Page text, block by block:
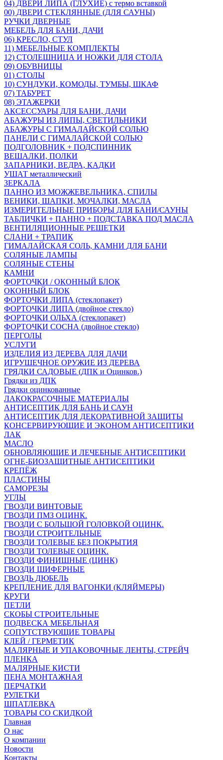
04) ДВЕРИ ЛИПА (ГЛУХИЕ) с термо вставкой
00) ДВЕРИ СТЕКЛЯННЫЕ (ДЛЯ САУНЫ)
РУЧКИ ДВЕРНЫЕ
МЕБЕЛЬ ДЛЯ БАНИ, ДАЧИ
06) КРЕСЛО, СТУЛ
11) МЕБЕЛЬНЫЕ КОМПЛЕКТЫ
12) СТОЛЕШНИЦА И НОЖКИ ДЛЯ СТОЛА
09) ОБУВНИЦЫ
01) СТОЛЫ
10) СУНДУКИ, КОМОДЫ, ТУМБЫ, ШКАФ
07) ТАБУРЕТ
08) ЭТАЖЕРКИ
АКСЕССУАРЫ ДЛЯ БАНИ, ДАЧИ
АБАЖУРЫ ИЗ ЛИПЫ, СВЕТИЛЬНИКИ
АБАЖУРЫ С ГИМАЛАЙСКОЙ СОЛЬЮ
ПАНЕЛИ С ГИМАЛАЙСКОЙ СОЛЬЮ
ПОДГОЛОВНИК + ПОДСПИННИК
ВЕШАЛКИ, ПОЛКИ
ЗАПАРНИКИ, ВЕДРА, КАДКИ
УШАТ металлический
ЗЕРКАЛА
ПАННО ИЗ МОЖЖЕВЕЛЬНИКА, СПИЛЫ
ВЕНИКИ, ШАПКИ, МОЧАЛКИ, МАСЛА
ИЗМЕРИТЕЛЬНЫЕ ПРИБОРЫ ДЛЯ БАНИ/САУНЫ
ТАБЛИЧКИ + ПАННО + ПОДСТАВКА ПОД МАСЛА
ВЕНТИЛЯЦИОННЫЕ РЕШЕТКИ
СЛАНИ + ТРАПИК
ГИМАЛАЙСКАЯ СОЛЬ, КАМНИ ДЛЯ БАНИ
СОЛЯНЫЕ ЛАМПЫ
СОЛЯНЫЕ СТЕНЫ
КАМНИ
ФОРТОЧКИ / ОКОННЫЙ БЛОК
ОКОННЫЙ БЛОК
ФОРТОЧКИ ЛИПА (стеклопакет)
ФОРТОЧКИ ЛИПА (двойное стекло)
ФОРТОЧКИ ОЛЬХА (стеклопакет)
ФОРТОЧКИ СОСНА (двойное стекло)
ПЕРГОЛЫ
УСЛУГИ
ИЗДЕЛИЯ ИЗ ДЕРЕВА ДЛЯ ДАЧИ
ИГРУШЕЧНОЕ ОРУЖИЕ ИЗ ДЕРЕВА
ГРЯДКИ САДОВЫЕ (ДПК и Оцинков.)
Грядки из ДПК
Грядки оцинкованные
ЛАКОКРАСОЧНЫЕ МАТЕРИАЛЫ
АНТИСЕПТИК ДЛЯ БАНЬ И САУН
АНТИСЕПТИК ДЛЯ ДЕКОРАТИВНОЙ ЗАЩИТЫ
КОНСЕРВИРУЮЩИЕ И ЭКОНОМ АНТИСЕПТИКИ
ЛАК
МАСЛО
ОБНОВЛЯЮЩИЕ И ЛЕЧЕБНЫЕ АНТИСЕПТИКИ
ОГНЕ-БИОЗАЩИТНЫЕ АНТИСЕПТИКИ
КРЕПЁЖ
ПЛАСТИНЫ
САМОРЕЗЫ
УГЛЫ
ГВОЗДИ ВИНТОВЫЕ
ГВОЗДИ ПМЗ ОЦИНК.
ГВОЗДИ С БОЛЬШОЙ ГОЛОВКОЙ ОЦИНК.
ГВОЗДИ СТРОИТЕЛЬНЫЕ
ГВОЗДИ ТОЛЕВЫЕ БЕЗ ПОКРЫТИЯ
ГВОЗДИ ТОЛЕВЫЕ ОЦИНК.
ГВОЗДИ ФИНИШНЫЕ (ЦИНК)
ГВОЗДИ ШИФЕРНЫЕ
ГВОЗДЬ ДЮБЕЛЬ
КРЕПЛЕНИЕ ДЛЯ ВАГОНКИ (КЛЯЙМЕРЫ)
КРУГИ
ПЕТЛИ
СКОБЫ СТРОИТЕЛЬНЫЕ
ПОДВЕСКА МЕБЕЛЬНАЯ
СОПУТСТВУЮЩИЕ ТОВАРЫ
КЛЕЙ / ГЕРМЕТИК
МАЛЯРНЫЕ И УПАКОВОЧНЫЕ ЛЕНТЫ, СТРЕЙЧ
ПЛЕНКА
МАЛЯРНЫЕ КИСТИ
ПЕНА МОНТАЖНАЯ
ПЕРЧАТКИ
РУЛЕТКИ
ШПАТЛЕВКА
ТОВАРЫ СО СКИДКОЙ
Главная
О нас
О компании
Новости
Контакты